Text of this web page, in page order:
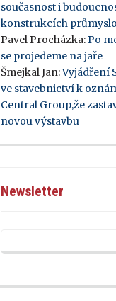
současnost i
konstrukcích
Pavel Procházka:Po
se projedeme na jaře
Šmejkal Jan:Vyjádření
ve stavebnictví k
Central Group,že
novou výstavbu
Newsletter